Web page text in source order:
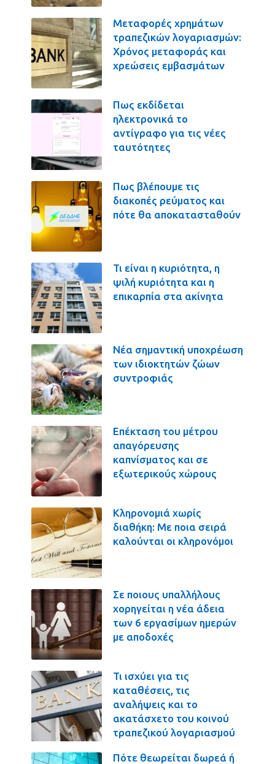
Μεταφορές χρημάτων
τραπεζικών λογαριασμών:
Χρόνος μεταφοράς και
χρεώσεις εμβασμάτων
Πως εκδίδεται
ηλεκτρονικά το
αντίγραφο για τις νέες
ταυτότητες
Πως βλέπουμε τις
διακοπές ρεύματος και
πότε θα αποκατασταθούν
Τι είναι η κυριότητα, η
ψιλή κυριότητα και η
επικαρπία στα ακίνητα
Νέα σημαντική υποχρέωση
των ιδιοκτητών ζώων
συντροφιάς
Επέκταση του μέτρου
απαγόρευσης
καπνίσματος και σε
εξωτερικούς χώρους
Κληρονομιά χωρίς
διαθήκη: Με ποια σειρά
καλούνται οι κληρονόμοι
Σε ποιους υπαλλήλους
χορηγείται η νέα άδεια
των 6 εργασίμων ημερών
με αποδοχές
Τι ισχύει για τις
καταθέσεις, τις
αναλήψεις και το
ακατάσχετο του κοινού
τραπεζικού λογαριασμού
Πότε θεωρείται δωρεά ή